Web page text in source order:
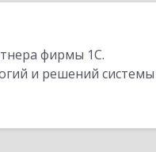
фирмы 1С.
и решений